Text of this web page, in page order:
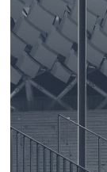
23
ИЮНЬ
2024
4МАЙ
2024